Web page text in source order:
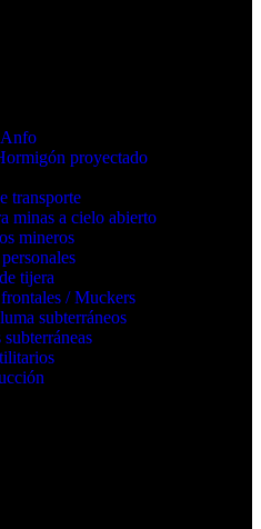
Anfo
proyectado
transporte
minas a cielo abierto
mineros
tijera
/ Muckers
subterráneos